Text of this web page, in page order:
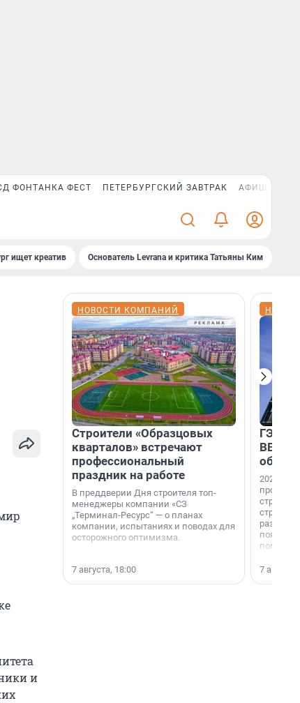
ФОНТАНКА ФЕСТ ПЕТЕРБУРГСКИЙ ЗАВТРАК АФИША PLUS
ищет креатив Основатель Levrana и критика Татьяны Ким
и
НОВОСТИ КОМПАНИЙ
Строители «Образцовых
кварталов» встречают
профессиональный
праздник на работе
В преддверии Дня строителя топ-
менеджеры компании «СЗ
„Терминал-Ресурс“ — о планах
компании, испытаниях и поводах для
осторожного оптимизма.
7 августа, 18:00
ГЭС,
ВВП: в
об
2026-й —
раз. В
7